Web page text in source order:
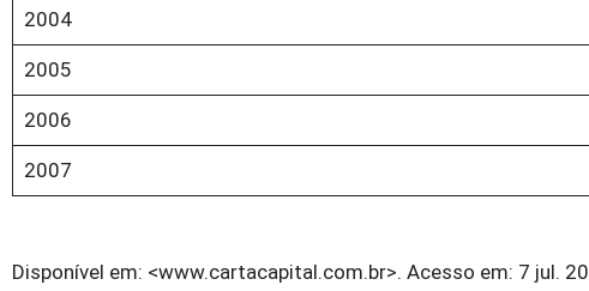
2004
2005
2006
2007
Disponível em: <www.cartacapital.com.br>. Acesso em: 7 jul.